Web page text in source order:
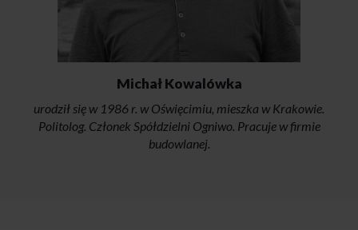
Michał Kowalówka
urodził się w 1986 r. w Oświęcimiu, mieszka w Krakowie.
Politolog. Członek Spółdzielni Ogniwo. Pracuje w firmie
budowlanej.